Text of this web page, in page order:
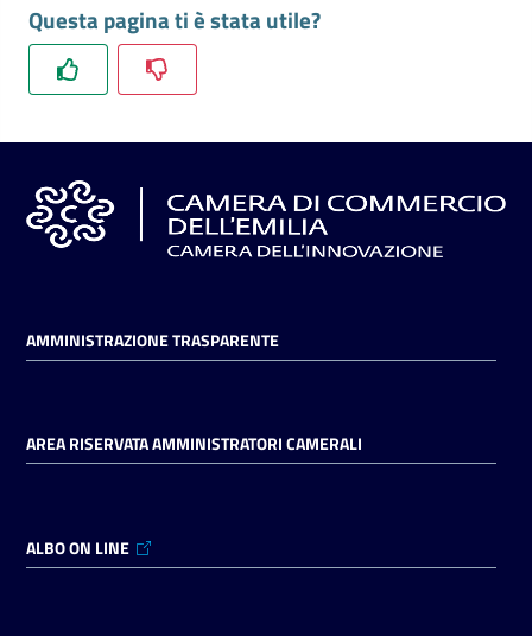
Questa pagina ti è stata utile?
AMMINISTRAZIONE TRASPARENTE
AREA RISERVATA AMMINISTRATORI CAMERALI
ALBO ON LINE